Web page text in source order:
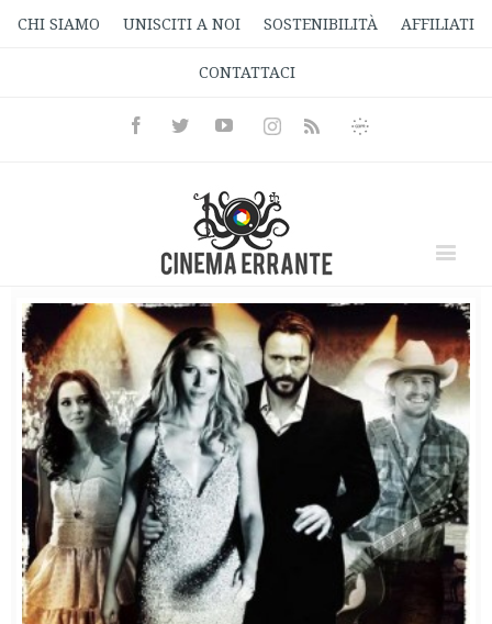
CHI SIAMO UNISCITI A NOI SOSTENIBILITÀ AFFILIATI
CONTATTACI
FacebookTwitterYoutubeInstagramRss
Informativa